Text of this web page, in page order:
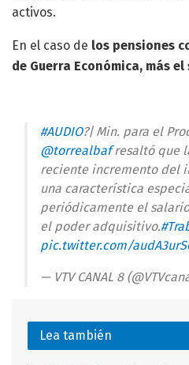
activos.
En el caso de los pensiones
de Guerra Económica, más
#AUDIO?| Min. para el
@torrealbafresaltó que
reciente incremento del
una característica
periódicamente el
el poder adquisitivo.
pic.twitter.com/
— VTV CANAL 8
Lea también